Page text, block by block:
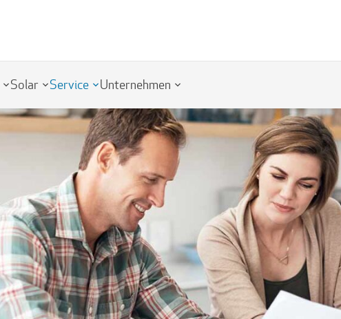
Solar Service Unternehmen